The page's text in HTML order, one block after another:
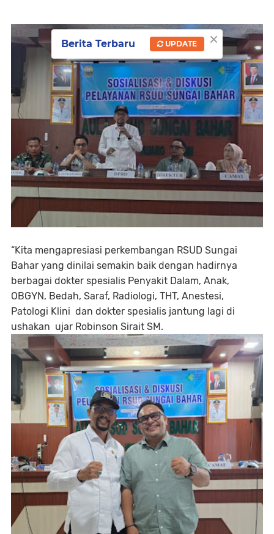
“Kita mengapresiasi perkembangan RSUD Sungai
Bahar yang dinilai semakin baik dengan hadirnya
berbagai dokter spesialis Penyakit Dalam, Anak,
OBGYN, Bedah, Saraf, Radiologi, THT, Anestesi,
Patologi Klini dan dokter spesialis jantung lagi di
ushakan ujar Robinson Sirait SM.
×
Berita Terbaru UPDATE